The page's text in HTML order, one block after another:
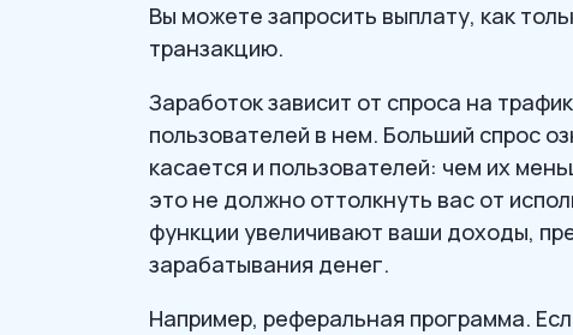
Вы можете запросить выплату, как
транзакцию.
Заработок зависит от спроса на
пользователей в нем. Больший спрос
касается и пользователей: чем их
это не должно оттолкнуть вас от
функции увеличивают ваши доходы,
зарабатывания денег.
Например, реферальная программа.